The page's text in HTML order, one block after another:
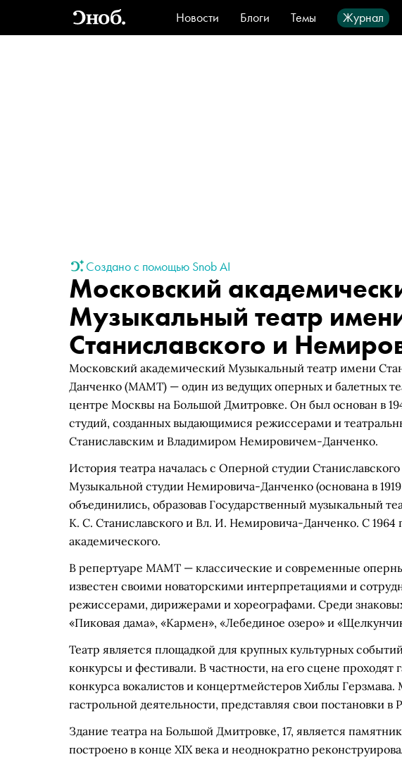
Новости Блоги Темы Журнал
Стиль
Видео Город
Создано с помощью Snob AI
Московский
Музыкальный театр
Станиславского и
Московский академический Музыкальный театр имени
Данченко (МАМТ) — один из ведущих оперных и балетных
центре Москвы на Большой Дмитровке. Он был основан в
студий, созданных выдающимися режиссерами и
Станиславским и Владимиром Немировичем-Данченко.
История театра началась с Оперной студии Станиславского
Музыкальной студии Немировича-Данченко (основана в 1919
объединились, образовав Государственный музыкальный
К. С. Станиславского и Вл. И. Немировича-Данченко. С 1964
академического.
В репертуаре МАМТ — классические и современные
известен своими новаторскими интерпретациями и
режиссерами, дирижерами и хореографами. Среди
«Пиковая дама», «Кармен», «Лебединое озеро» и
Театр является площадкой для крупных культурных
конкурсы и фестивали. В частности, на его сцене
конкурса вокалистов и концертмейстеров Хиблы
гастрольной деятельности, представляя свои постановки в
Здание театра на Большой Дмитровке, 17, является
построено в конце XIX века и неоднократно